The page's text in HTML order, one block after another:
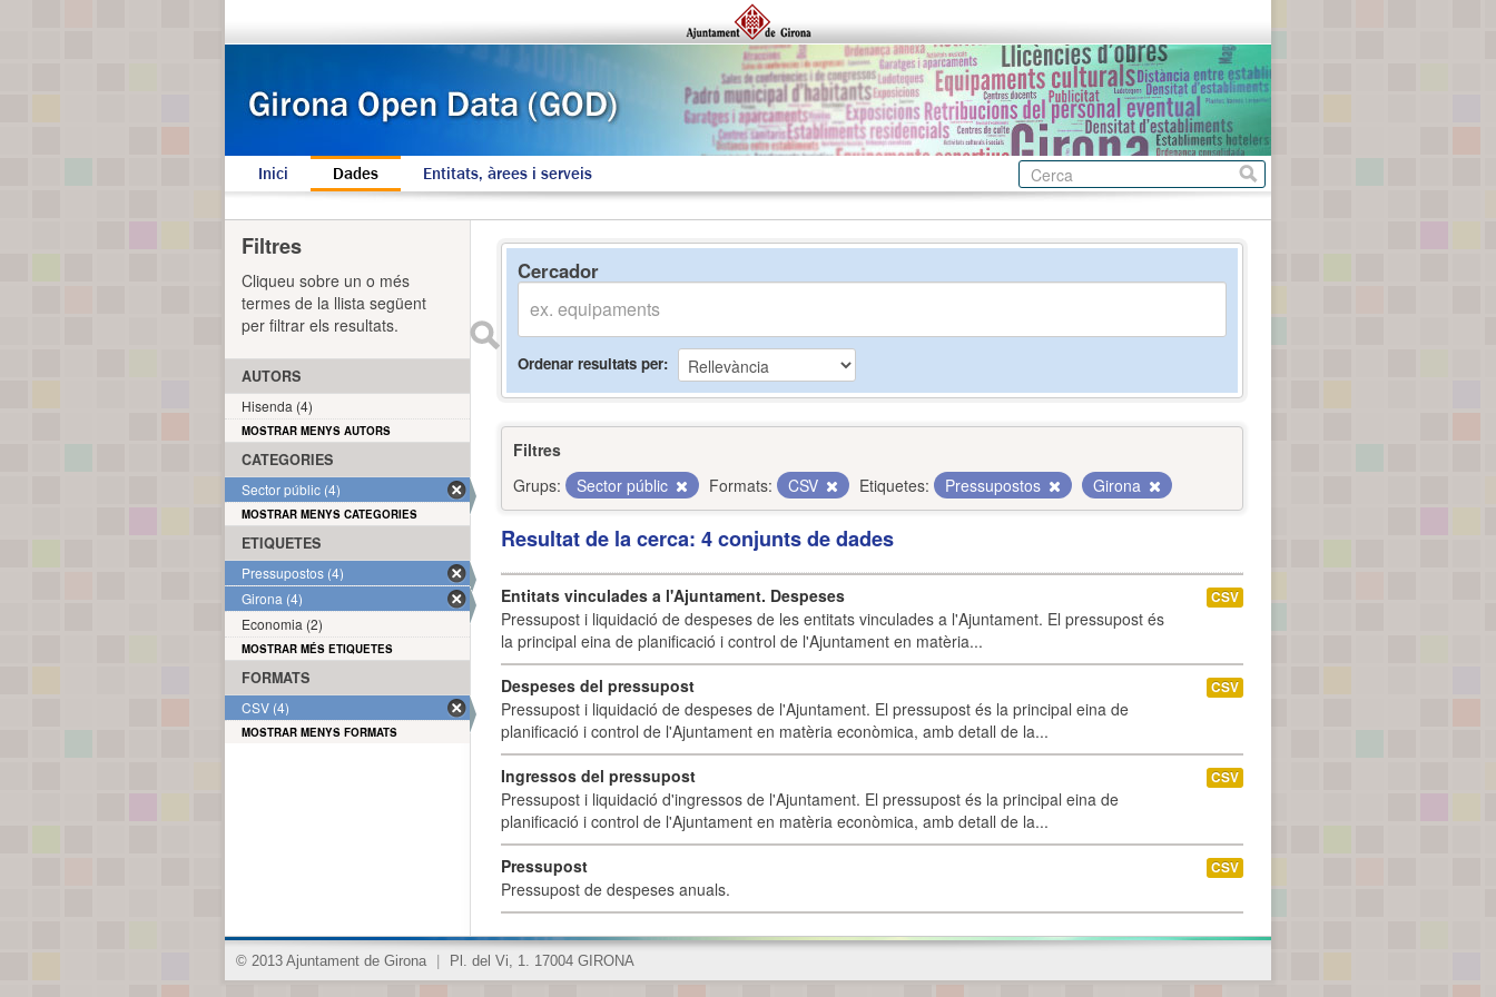
Inici Dades Entitats, àrees i serveis
Cercador
Ordenar resultats per
Filtres
Grups:
Sector públic Formats: CSV Etiquetes: Pressupostos Girona
Resultat de la cerca: 4 conjunts de dades
Entitats vinculades a l'Ajuntament. Despeses
Pressupost i liquidació de despeses de les entitats vinculades a l'Ajuntament. El pressupost és
la principal eina de planificació i control de l'Ajuntament en matèria...
CSV
Despeses del pressupost
Pressupost i liquidació de despeses de l'Ajuntament. El pressupost és la principal eina de
planificació i control de l'Ajuntament en matèria econòmica, amb detall de la...
CSV
Ingressos del pressupost
Pressupost i liquidació d'ingressos de l'Ajuntament. El pressupost és la principal eina de
planificació i control de l'Ajuntament en matèria econòmica, amb detall de la...
CSV
Pressupost
Pressupost de despeses anuals.
CSV
Filtres
Cliqueu sobre un o més
termes de la llista següent
per filtrar els resultats.
AUTORS
Hisenda (4)
MOSTRAR MENYS AUTORS
CATEGORIES
Sector públic (4)
MOSTRAR MENYS CATEGORIES
ETIQUETES
Pressupostos (4)
Girona (4)
Economia (2)
MOSTRAR MÉS ETIQUETES
FORMATS
CSV (4)
MOSTRAR MENYS FORMATS
© 2013 Ajuntament de Girona Pl. del Vi, 1. 17004 GIRONA